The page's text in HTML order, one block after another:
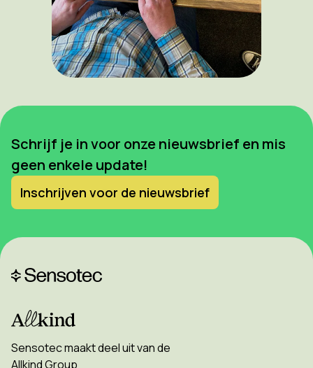
Schrijf je in voor onze nieuwsbrief en mis
geen enkele update!
Inschrijven voor de nieuwsbrief
Sensotec maakt deel uit van de
Allkind Group